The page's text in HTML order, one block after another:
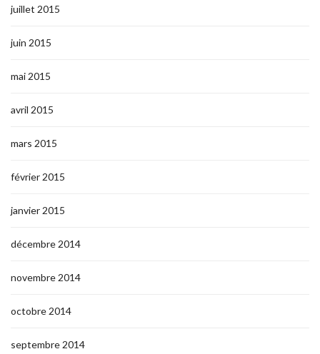
juillet 2015
juin 2015
mai 2015
avril 2015
mars 2015
février 2015
janvier 2015
décembre 2014
novembre 2014
octobre 2014
septembre 2014